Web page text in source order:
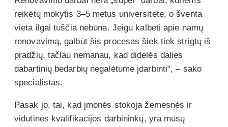
reikėtų mokytis 3–5 metus universitete, o šventa
vieta ilgai tuščia nebūna. Jeigu kalbėti apie namų
renovavimą, galbūt šis procesas šiek tiek strigtų iš
pradžių, tačiau nemanau, kad didelės dalies
dabartinių bedarbių negalėtume įdarbinti“, – sako
specialistas.
Pasak jo, tai, kad įmonės stokoja žemesnės ir
vidutinės kvalifikacijos darbininkų, yra mūsų